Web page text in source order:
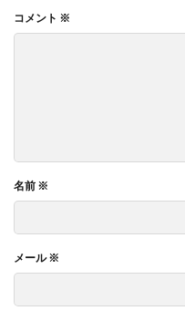
コメント ※
名前 ※
メール※